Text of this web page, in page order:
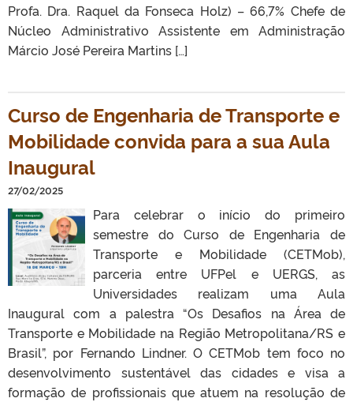
Profa. Dra. Raquel da Fonseca Holz) – 66,7% Chefe de
Núcleo Administrativo Assistente em Administração
Márcio José Pereira Martins […]
Curso de Engenharia de Transporte e
Mobilidade convida para a sua Aula
Inaugural
27/02/2025
Para celebrar o início do primeiro
semestre do Curso de Engenharia de
Transporte e Mobilidade (CETMob),
parceria entre UFPel e UERGS, as
Universidades realizam uma Aula
Inaugural com a palestra “Os Desafios na Área de
Transporte e Mobilidade na Região Metropolitana/RS e
Brasil”, por Fernando Lindner. O CETMob tem foco no
desenvolvimento sustentável das cidades e visa a
formação de profissionais que atuem na resolução de